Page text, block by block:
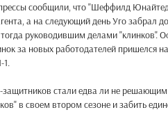
сообщили, что "Шеффилд
а на следующий день Уго забрал
руководившим делами
за новых работодателей пришелся
1.
стали едва ли не
в своем втором сезоне и забить